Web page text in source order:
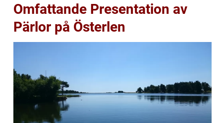
Omfattande Presentation av
Pärlor på Österlen